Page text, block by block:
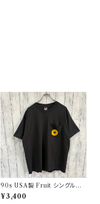
90s USA製 Fruit シングルス
テッチTシャツ ポケットT scree
nstars ヴィンテージ
¥3,400